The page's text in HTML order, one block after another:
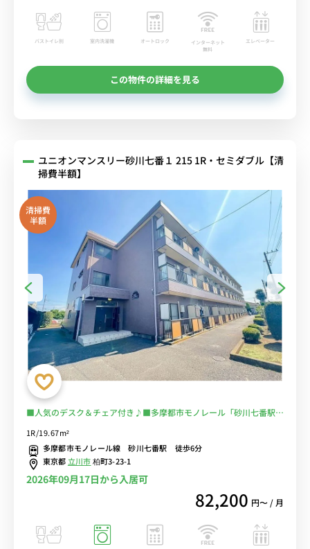
バストイレ別 室内洗濯機 オートロック
インターネット
無料
エレベーター
この物件の詳細を見る
ユニオンマンスリー砂川七番１ 215 1R・セミダブル【清
掃費半額】
清掃費
半額
■人気のデスク＆チェア付き♪■多摩都市モノレール「砂川七番駅」
1R/19.67m²
多摩都市モノレール線 砂川七番駅 徒歩6分
東京都 立川市柏町3-23-1
2026年09月17日から入居可
82,200 円〜 / 月